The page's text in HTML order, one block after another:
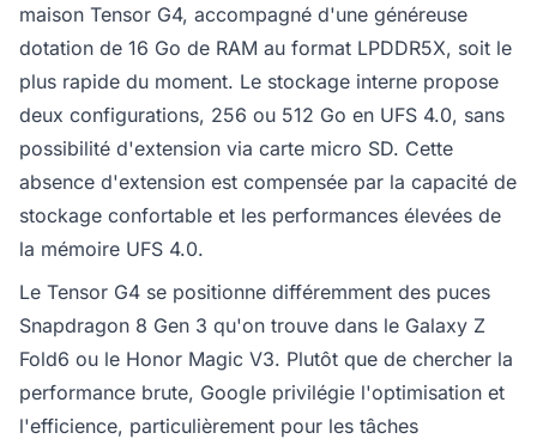
maison Tensor G4, accompagné d'une généreuse
dotation de 16 Go de RAM au format LPDDR5X, soit le
plus rapide du moment. Le stockage interne propose
deux configurations, 256 ou 512 Go en UFS 4.0, sans
possibilité d'extension via carte micro SD. Cette
absence d'extension est compensée par la capacité de
stockage confortable et les performances élevées de
la mémoire UFS 4.0.
Le Tensor G4 se positionne différemment des puces
Snapdragon 8 Gen 3 qu'on trouve dans le Galaxy Z
Fold6 ou le Honor Magic V3. Plutôt que de chercher la
performance brute, Google privilégie l'optimisation et
l'efficience, particulièrement pour les tâches